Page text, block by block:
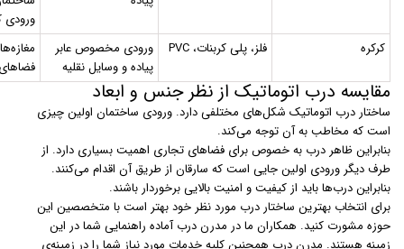
ورودی
کرکره
فلز، پلی کربنات، PVC
ورودی مخصوص عابر
پیاده و وسایل نقلیه
مقایسه درب اتوماتیک از نظر جنس و ابعاد
ساختار درب اتوماتیک شکل‌های مختلفی دارد. ورودی ساختمان اولین چیزی
است که مخاطب به آن توجه می‌کند.
بنابراین ظاهر درب به خصوص برای فضاهای تجاری اهمیت بسیاری دارد. از
طرف دیگر ورودی اولین جایی است که سارقان از طریق آن اقدام می‌کنند.
بنابراین درب‌ها باید از کیفیت و امنیت بالایی برخوردار باشند.
برای انتخاب بهترین ساختار درب مورد نظر خود بهتر است با متخصصین این
حوزه مشورت کنید. همکاران ما در مدرن درب آماده راهنمایی شما در این